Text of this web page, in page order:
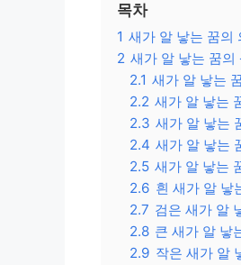
목차
1 새가 알 낳는 꿈의
2 새가 알 낳는 꿈의
2.1 새가 알 낳는
2.2 새가 알 낳는
2.3 새가 알 낳는
2.4 새가 알 낳는
2.5 새가 알 낳는
2.6 흰 새가 알 낳
2.7 검은 새가 알
2.8 큰 새가 알 낳
2.9 작은 새가 알